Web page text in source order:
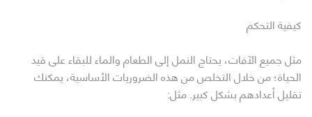
كيفية التحكم
مثل جميع الآفات، يحتاج النمل إلى الطعام والماء للبقاء على قيد
الحياة؛ من خلال التخلص من هذه الضروريات الأساسية، يمكنك
تقليل أعدادهم بشكل كبير. مثل: